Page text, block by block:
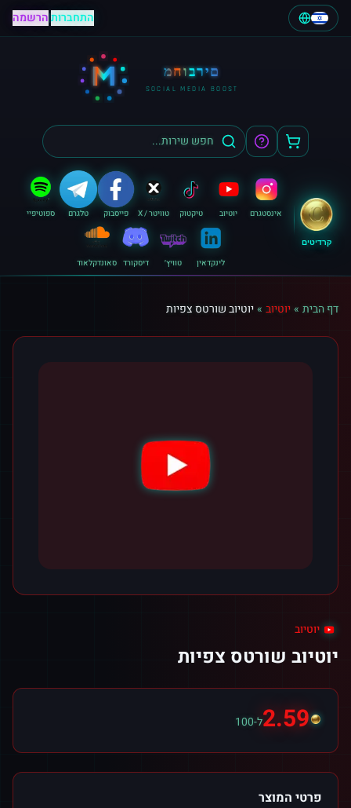
התחברות|הרשמה
M מחוברים
SOCIAL MEDIA BOOST
קרדיטים
אינסטגרם יוטיוב טיקטוק טוויטר / X פייסבוק טלגרם ספוטיפיי
לינקדאין טוויץ׳ דיסקורד סאונדקלאוד
דף הבית »יוטיוב »יוטיוב שורטס צפיות
יוטיוב
יוטיוב שורטס צפיות
2.59ל-100
פרטי המוצר